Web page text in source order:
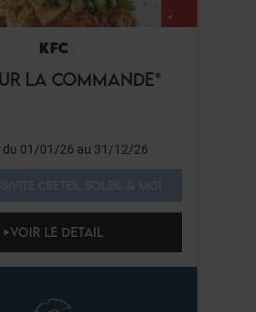
KFC
LA COMMANDE*
du 01/01/26 au 31/12/26
VOIR LE DETAIL